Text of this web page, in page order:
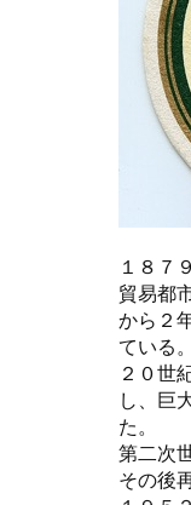
１８７
貿易都
から２
ている。
２０世
し、巨
た。
第二次
その後